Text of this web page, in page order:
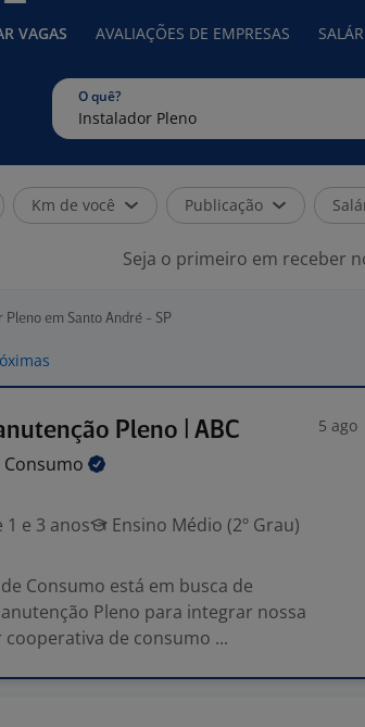
VAGAS AVALIAÇÕES DE EMPRESAS
O quê?
Km de você Publicação
Seja o primeiro em receber
Pleno em Santo André - SP
Pleno | ABC 5 ago
Consumo
1 e 3 anos
Ensino Médio (2º Grau)
Consumo está em busca de
Pleno para integrar nossa
de consumo ...